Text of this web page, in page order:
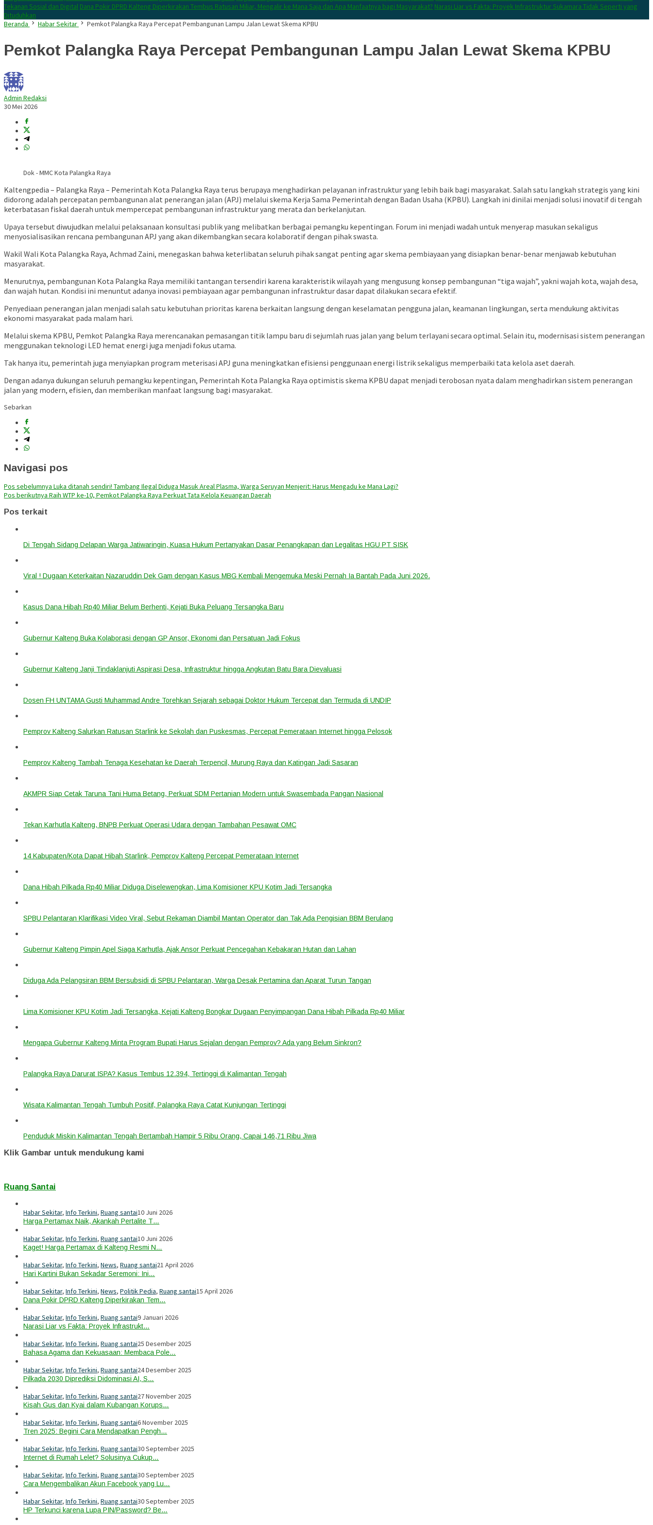
Tekanan Sosial dan Digital Dana Pokir DPRD Kalteng Diperkirakan Tembus Ratusan Miliar, Mengalir ke Mana Saja dan Apa Manfaatnya bagi Masyarakat? Narasi Liar vs Fakta: Proyek Infrastruktur Sukamara Tidak Seperti yang
Dituduhkan
Beranda
Habar Sekitar Pemkot Palangka Raya Percepat Pembangunan Lampu Jalan Lewat Skema KPBU
Pemkot Palangka Raya Percepat Pembangunan Lampu Jalan Lewat Skema KPBU
Admin Redaksi
30 Mei 2026
Dok - MMC Kota Palangka Raya
Kaltengpedia – Palangka Raya – Pemerintah Kota Palangka Raya terus berupaya menghadirkan pelayanan infrastruktur yang lebih baik bagi masyarakat. Salah satu langkah strategis yang kini
didorong adalah percepatan pembangunan alat penerangan jalan (APJ) melalui skema Kerja Sama Pemerintah dengan Badan Usaha (KPBU). Langkah ini dinilai menjadi solusi inovatif di tengah
keterbatasan fiskal daerah untuk mempercepat pembangunan infrastruktur yang merata dan berkelanjutan.
Upaya tersebut diwujudkan melalui pelaksanaan konsultasi publik yang melibatkan berbagai pemangku kepentingan. Forum ini menjadi wadah untuk menyerap masukan sekaligus
menyosialisasikan rencana pembangunan APJ yang akan dikembangkan secara kolaboratif dengan pihak swasta.
Wakil Wali Kota Palangka Raya, Achmad Zaini, menegaskan bahwa keterlibatan seluruh pihak sangat penting agar skema pembiayaan yang disiapkan benar-benar menjawab kebutuhan
masyarakat.
Menurutnya, pembangunan Kota Palangka Raya memiliki tantangan tersendiri karena karakteristik wilayah yang mengusung konsep pembangunan “tiga wajah”, yakni wajah kota, wajah desa,
dan wajah hutan. Kondisi ini menuntut adanya inovasi pembiayaan agar pembangunan infrastruktur dasar dapat dilakukan secara efektif.
Penyediaan penerangan jalan menjadi salah satu kebutuhan prioritas karena berkaitan langsung dengan keselamatan pengguna jalan, keamanan lingkungan, serta mendukung aktivitas
ekonomi masyarakat pada malam hari.
Melalui skema KPBU, Pemkot Palangka Raya merencanakan pemasangan titik lampu baru di sejumlah ruas jalan yang belum terlayani secara optimal. Selain itu, modernisasi sistem penerangan
menggunakan teknologi LED hemat energi juga menjadi fokus utama.
Tak hanya itu, pemerintah juga menyiapkan program meterisasi APJ guna meningkatkan efisiensi penggunaan energi listrik sekaligus memperbaiki tata kelola aset daerah.
Dengan adanya dukungan seluruh pemangku kepentingan, Pemerintah Kota Palangka Raya optimistis skema KPBU dapat menjadi terobosan nyata dalam menghadirkan sistem penerangan
jalan yang modern, efisien, dan memberikan manfaat langsung bagi masyarakat.
Sebarkan
Navigasi pos
Pos sebelumnya Luka ditanah sendiri! Tambang Ilegal Diduga Masuk Areal Plasma, Warga Seruyan Menjerit: Harus Mengadu ke Mana Lagi?
Pos berikutnya Raih WTP ke-10, Pemkot Palangka Raya Perkuat Tata Kelola Keuangan Daerah
Pos terkait
Di Tengah Sidang Delapan Warga Jatiwaringin, Kuasa Hukum Pertanyakan Dasar Penangkapan dan Legalitas HGU PT SISK
Viral ! Dugaan Keterkaitan Nazaruddin Dek Gam dengan Kasus MBG Kembali Mengemuka Meski Pernah Ia Bantah Pada Juni 2026.
Kasus Dana Hibah Rp40 Miliar Belum Berhenti, Kejati Buka Peluang Tersangka Baru
Gubernur Kalteng Buka Kolaborasi dengan GP Ansor, Ekonomi dan Persatuan Jadi Fokus
Gubernur Kalteng Janji Tindaklanjuti Aspirasi Desa, Infrastruktur hingga Angkutan Batu Bara Dievaluasi
Dosen FH UNTAMA Gusti Muhammad Andre Torehkan Sejarah sebagai Doktor Hukum Tercepat dan Termuda di UNDIP
Pemprov Kalteng Salurkan Ratusan Starlink ke Sekolah dan Puskesmas, Percepat Pemerataan Internet hingga Pelosok
Pemprov Kalteng Tambah Tenaga Kesehatan ke Daerah Terpencil, Murung Raya dan Katingan Jadi Sasaran
AKMPR Siap Cetak Taruna Tani Huma Betang, Perkuat SDM Pertanian Modern untuk Swasembada Pangan Nasional
Tekan Karhutla Kalteng, BNPB Perkuat Operasi Udara dengan Tambahan Pesawat OMC
14 Kabupaten/Kota Dapat Hibah Starlink, Pemprov Kalteng Percepat Pemerataan Internet
Dana Hibah Pilkada Rp40 Miliar Diduga Diselewengkan, Lima Komisioner KPU Kotim Jadi Tersangka
SPBU Pelantaran Klarifikasi Video Viral, Sebut Rekaman Diambil Mantan Operator dan Tak Ada Pengisian BBM Berulang
Gubernur Kalteng Pimpin Apel Siaga Karhutla, Ajak Ansor Perkuat Pencegahan Kebakaran Hutan dan Lahan
Diduga Ada Pelangsiran BBM Bersubsidi di SPBU Pelantaran, Warga Desak Pertamina dan Aparat Turun Tangan
Lima Komisioner KPU Kotim Jadi Tersangka, Kejati Kalteng Bongkar Dugaan Penyimpangan Dana Hibah Pilkada Rp40 Miliar
Mengapa Gubernur Kalteng Minta Program Bupati Harus Sejalan dengan Pemprov? Ada yang Belum Sinkron?
Palangka Raya Darurat ISPA? Kasus Tembus 12.394, Tertinggi di Kalimantan Tengah
Wisata Kalimantan Tengah Tumbuh Positif, Palangka Raya Catat Kunjungan Tertinggi
Penduduk Miskin Kalimantan Tengah Bertambah Hampir 5 Ribu Orang, Capai 146,71 Ribu Jiwa
Klik Gambar untuk mendukung kami
Ruang Santai
Habar Sekitar, Info Terkini, Ruang santai10 Juni 2026
Harga Pertamax Naik, Akankah Pertalite T…
Habar Sekitar, Info Terkini, Ruang santai10 Juni 2026
Kaget! Harga Pertamax di Kalteng Resmi N…
Habar Sekitar, Info Terkini, News, Ruang santai21 April 2026
Hari Kartini Bukan Sekadar Seremoni: Ini…
Habar Sekitar, Info Terkini, News, Politik Pedia, Ruang santai15 April 2026
Dana Pokir DPRD Kalteng Diperkirakan Tem…
Habar Sekitar, Info Terkini, Ruang santai9 Januari 2026
Narasi Liar vs Fakta: Proyek Infrastrukt…
Habar Sekitar, Info Terkini, Ruang santai25 Desember 2025
Bahasa Agama dan Kekuasaan: Membaca Pole…
Habar Sekitar, Info Terkini, Ruang santai24 Desember 2025
Pilkada 2030 Diprediksi Didominasi AI, S…
Habar Sekitar, Info Terkini, Ruang santai27 November 2025
Kisah Gus dan Kyai dalam Kubangan Korups…
Habar Sekitar, Info Terkini, Ruang santai6 November 2025
Tren 2025: Begini Cara Mendapatkan Pengh…
Habar Sekitar, Info Terkini, Ruang santai30 September 2025
Internet di Rumah Lelet? Solusinya Cukup…
Habar Sekitar, Info Terkini, Ruang santai30 September 2025
Cara Mengembalikan Akun Facebook yang Lu…
Habar Sekitar, Info Terkini, Ruang santai30 September 2025
HP Terkunci karena Lupa PIN/Password? Be…